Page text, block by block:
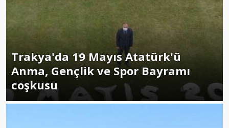
Trakya'da 19 Mayıs Atatürk'ü
Anma, Gençlik ve Spor Bayramı
coşkusu